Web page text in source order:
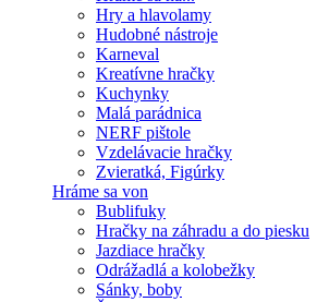
Hry a hlavolamy
Hudobné nástroje
Karneval
Kreatívne hračky
Kuchynky
Malá parádnica
NERF pištole
Vzdelávacie hračky
Zvieratká, Figúrky
Hráme sa von
Bublifuky
Hračky na záhradu a do piesku
Jazdiace hračky
Odrážadlá a kolobežky
Sánky, boby